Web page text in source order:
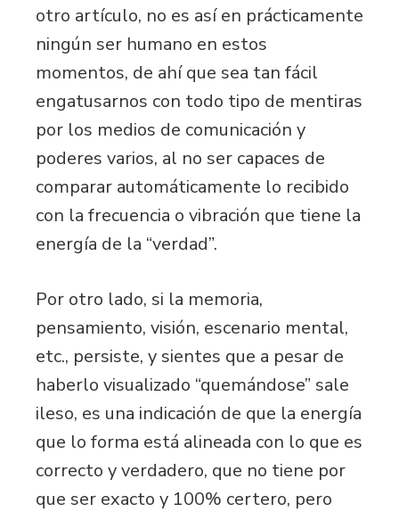
otro artículo, no es así en prácticamente
ningún ser humano en estos
momentos, de ahí que sea tan fácil
engatusarnos con todo tipo de mentiras
por los medios de comunicación y
poderes varios, al no ser capaces de
comparar automáticamente lo recibido
con la frecuencia o vibración que tiene la
energía de la “verdad”.
Por otro lado, si la memoria,
pensamiento, visión, escenario mental,
etc., persiste, y sientes que a pesar de
haberlo visualizado “quemándose” sale
ileso, es una indicación de que la energía
que lo forma está alineada con lo que es
correcto y verdadero, que no tiene por
que ser exacto y 100% certero, pero